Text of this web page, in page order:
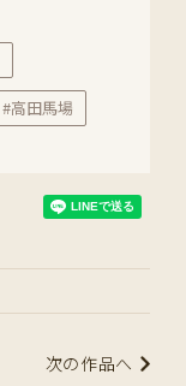
#高田馬場
次の作品へ